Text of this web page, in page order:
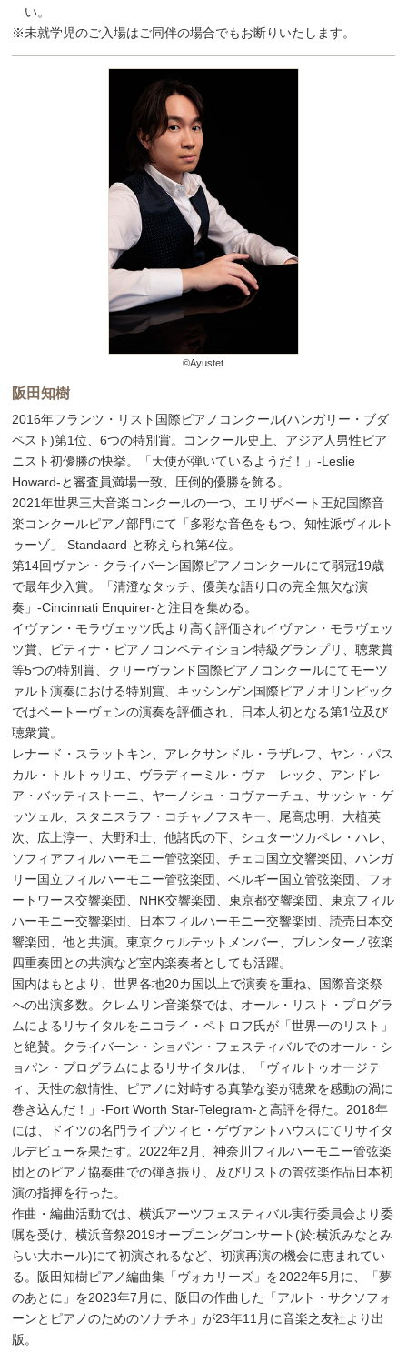
い。
※未就学児のご入場はご同伴の場合でもお断りいたします。
©Ayustet
阪田知樹
2016年フランツ・リスト国際ピアノコンクール(ハンガリー・ブダ
ペスト)第1位、6つの特別賞。コンクール史上、アジア人男性ピア
ニスト初優勝の快挙。「天使が弾いているようだ！」-Leslie
Howard-と審査員満場一致、圧倒的優勝を飾る。
2021年世界三大音楽コンクールの一つ、エリザベート王妃国際音
楽コンクールピアノ部門にて「多彩な音色をもつ、知性派ヴィルト
ゥーゾ」-Standaard-と称えられ第4位。
第14回ヴァン・クライバーン国際ピアノコンクールにて弱冠19歳
で最年少入賞。「清澄なタッチ、優美な語り口の完全無欠な演
奏」-Cincinnati Enquirer-と注目を集める。
イヴァン・モラヴェッツ氏より高く評価されイヴァン・モラヴェッ
ツ賞、ピティナ・ピアノコンペティション特級グランプリ、聴衆賞
等5つの特別賞、クリーヴランド国際ピアノコンクールにてモーツ
ァルト演奏における特別賞、キッシンゲン国際ピアノオリンピック
ではベートーヴェンの演奏を評価され、日本人初となる第1位及び
聴衆賞。
レナード・スラットキン、アレクサンドル・ラザレフ、ヤン・パス
カル・トルトゥリエ、ヴラディーミル・ヴァ―レック、アンドレ
ア・バッティストーニ、ヤーノシュ・コヴァーチュ、サッシャ・ゲ
ッツェル、スタニスラフ・コチャノフスキー、尾高忠明、大植英
次、広上淳一、大野和士、他諸氏の下、シュターツカペレ・ハレ、
ソフィアフィルハーモニー管弦楽団、チェコ国立交響楽団、ハンガ
リー国立フィルハーモニー管弦楽団、ベルギー国立管弦楽団、フォ
ートワース交響楽団、NHK交響楽団、東京都交響楽団、東京フィル
ハーモニー交響楽団、日本フィルハーモニー交響楽団、読売日本交
響楽団、他と共演。東京クヮルテットメンバー、ブレンターノ弦楽
四重奏団との共演など室内楽奏者としても活躍。
国内はもとより、世界各地20カ国以上で演奏を重ね、国際音楽祭
への出演多数。クレムリン音楽祭では、オール・リスト・プログラ
ムによるリサイタルをニコライ・ペトロフ氏が「世界一のリスト」
と絶賛。クライバーン・ショパン・フェスティバルでのオール・シ
ョパン・プログラムによるリサイタルは、「ヴィルトゥオージテ
ィ、天性の叙情性、ピアノに対峙する真摯な姿が聴衆を感動の渦に
巻き込んだ！」-Fort Worth Star-Telegram-と高評を得た。2018年
には、ドイツの名門ライプツィヒ・ゲヴァントハウスにてリサイタ
ルデビューを果たす。2022年2月、神奈川フィルハーモニー管弦楽
団とのピアノ協奏曲での弾き振り、及びリストの管弦楽作品日本初
演の指揮を行った。
作曲・編曲活動では、横浜アーツフェスティバル実行委員会より委
嘱を受け、横浜音祭2019オープニングコンサート(於:横浜みなとみ
らい大ホール)にて初演されるなど、初演再演の機会に恵まれてい
る。阪田知樹ピアノ編曲集「ヴォカリーズ」を2022年5月に、「夢
のあとに」を2023年7月に、阪田の作曲した「アルト・サクソフォ
ーンとピアノのためのソナチネ」が23年11月に音楽之友社より出
版。